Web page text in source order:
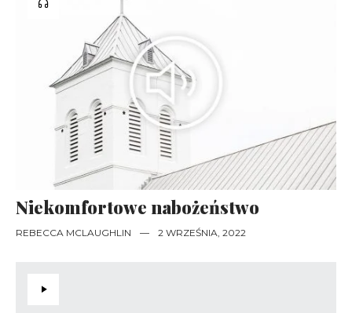
Niekomfortowe nabożeństwo
REBECCA MCLAUGHLIN — 2 WRZEŚNIA, 2022